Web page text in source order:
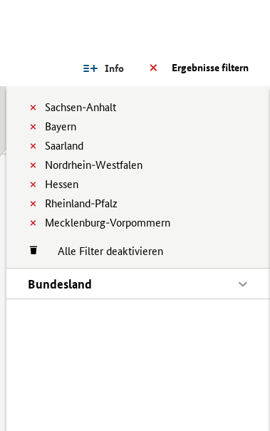
Ergebnisse filtern
Info
Sachsen-Anhalt
Bayern
Saarland
Nordrhein-Westfalen
Hessen
Rheinland-Pfalz
Mecklenburg-Vorpommern
Alle Filter deaktivieren
Bundesland